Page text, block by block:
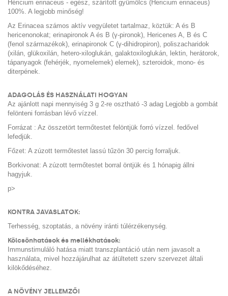
Héricium erinaceus - egész, szárított gyümölcs (Hericium erinaceus)
100%. A legjobb minőség!
Az Erinacea számos aktív vegyületet tartalmaz, köztük: A és B
hericenonokat; erinapironok A és B (γ-pironok), Hericenes A, B és C
(fenol származékok), erinapironok C (γ-dihidropiron), poliszacharidok
(xilán, glükoxilán, hetero-xiloglukán, galaktoxiloglukán, lektin, herátorok,
tápanyagok (fehérjék, nyomelemek) elemek), szteroidok, mono- és
diterpének.
ADAGOLÁS ÉS HASZNÁLATI HOGYAN
Az ajánlott napi mennyiség 3 g 2-re osztható -3 adag Legjobb a gombát
felönteni forrásban lévő vízzel.
Forrázat : Az összetört termőtestet felöntjük forró vízzel. fedővel
lefedjük.
Főzet: A zúzott termőtestet lassú tűzön 30 percig forraljuk.
Borkivonat: A zúzott termőtestet borral öntjük és 1 hónapig állni
hagyjuk.
p>
KONTRA JAVASLATOK:
Terhesség, szoptatás, a növény iránti túlérzékenység.
Kölcsönhatások és mellékhatások:
Immunstimuláló hatása miatt transzplantáció után nem javasolt a
használata, mivel hozzájárulhat az átültetett szerv szervezet általi
kilökődéséhez.
A NÖVÉNY JELLEMZŐI